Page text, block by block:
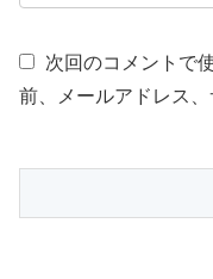
次回のコメントで
前、メールアドレス、